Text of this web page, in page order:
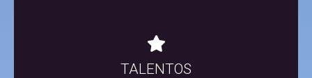
TALENTOS
ENVIAR CV